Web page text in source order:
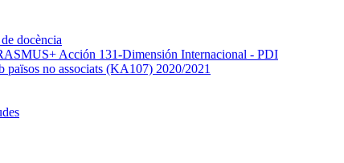
docència
Acción 131-Dimensión Internacional - PDI
no associats (KA107) 2020/2021